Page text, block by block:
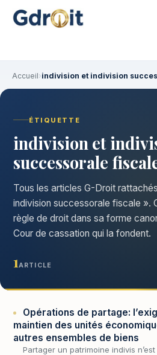
Accueil›indivision et indivision
ÉTIQUETTE
indivision et
successorale
Tous les articles G-Droit
indivision successorale fiscale ».
règle de droit dans sa forme
Cour de cassation qui la fondent.
1 ARTICLE
Opérations de partage:
maintien des unités
autres ensembles de biens
Partager un patrimoine indivis